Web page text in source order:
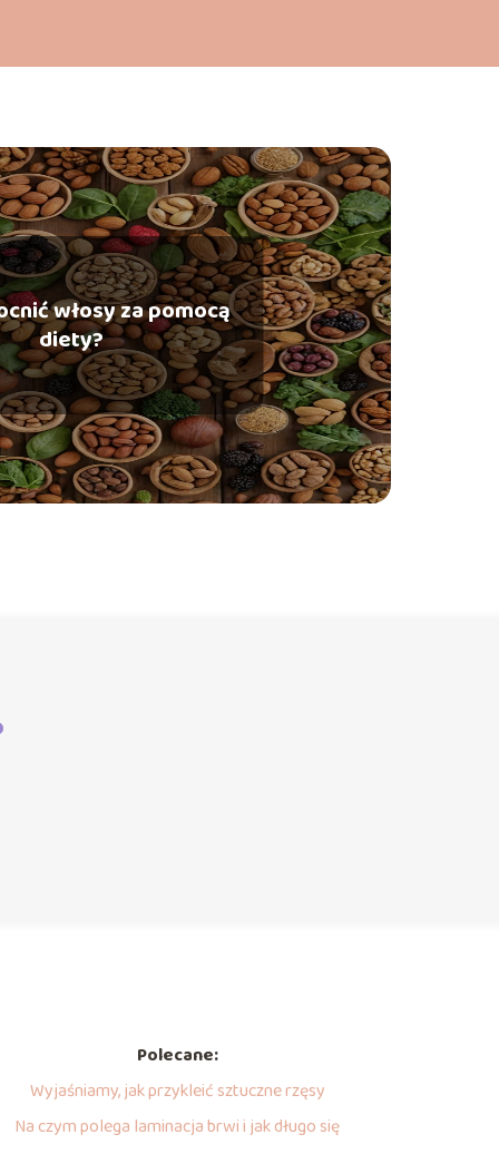
włosy za pomocą
diety?
Polecane:
Wyjaśniamy, jak przykleić sztuczne rzęsy
Na czym polega laminacja brwi i jak długo się